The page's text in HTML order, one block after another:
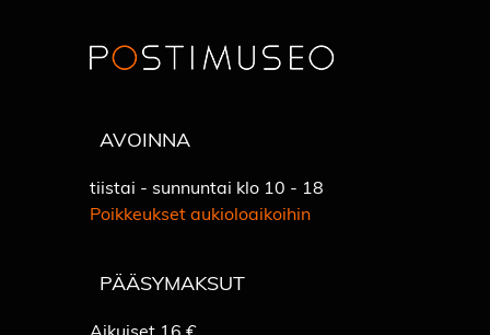
AVOINNA
tiistai - sunnuntai klo 10 - 18
Poikkeukset aukioloaikoihin
PÄÄSYMAKSUT